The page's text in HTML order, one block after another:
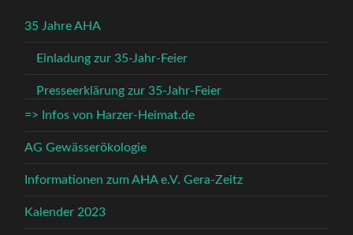
35 Jahre AHA
Einladung zur 35-Jahr-Feier
Presseerklärung zur 35-Jahr-Feier
=> Infos von Harzer-Heimat.de
AG Gewässerökologie
Informationen zum AHA e.V. Gera-Zeitz
Kalender 2023